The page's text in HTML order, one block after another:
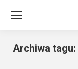
Archiwa tagu: